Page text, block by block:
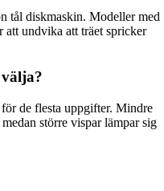
tål diskmaskin. Modeller med
att undvika att träet spricker
de flesta uppgifter. Mindre
större vispar lämpar sig